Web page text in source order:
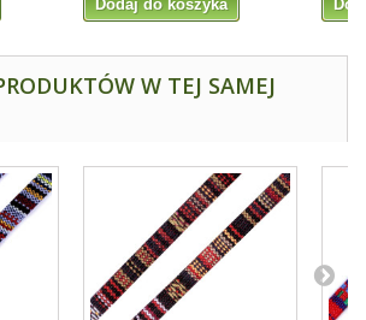
Dodaj do koszyka
W TEJ SAMEJ